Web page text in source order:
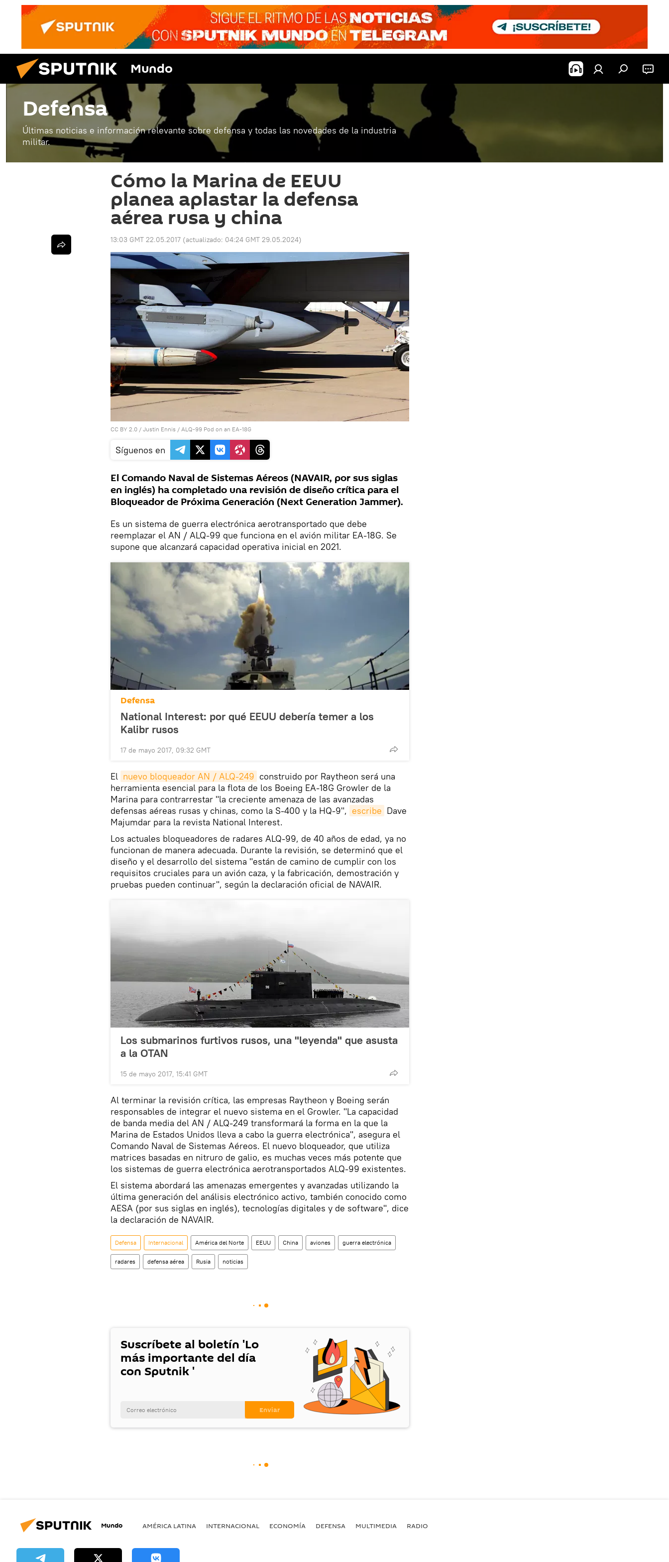
Mundo
Defensa
Últimas noticias e información relevante sobre defensa y todas las novedades de la industria
militar.
Cómo la Marina de EEUU
planea aplastar la defensa
aérea rusa y china
13:03 GMT 22.05.2017 (actualizado: 04:24 GMT 29.05.2024)
CC BY 2.0 / Justin Ennis / ALQ-99 Pod on an EA-18G
Síguenos en
El Comando Naval de Sistemas Aéreos (NAVAIR, por sus siglas
en inglés) ha completado una revisión de diseño crítica para el
Bloqueador de Próxima Generación (Next Generation Jammer).
Es un sistema de guerra electrónica aerotransportado que debe
reemplazar el AN / ALQ-99 que funciona en el avión militar EA-18G. Se
supone que alcanzará capacidad operativa inicial en 2021.
Defensa
National Interest: por qué EEUU debería temer a los
Kalibr rusos
17 de mayo 2017, 09:32 GMT
El nuevo bloqueador AN / ALQ-249 construido por Raytheon será una
herramienta esencial para la flota de los Boeing EA-18G Growler de la
Marina para contrarrestar "la creciente amenaza de las avanzadas
defensas aéreas rusas y chinas, como la S-400 y la HQ-9", escribe Dave
Majumdar para la revista National Interest.
Los actuales bloqueadores de radares ALQ-99, de 40 años de edad, ya no
funcionan de manera adecuada. Durante la revisión, se determinó que el
diseño y el desarrollo del sistema "están de camino de cumplir con los
requisitos cruciales para un avión caza, y la fabricación, demostración y
pruebas pueden continuar", según la declaración oficial de NAVAIR.
Los submarinos furtivos rusos, una "leyenda" que asusta
a la OTAN
15 de mayo 2017, 15:41 GMT
Al terminar la revisión crítica, las empresas Raytheon y Boeing serán
responsables de integrar el nuevo sistema en el Growler. "La capacidad
de banda media del AN / ALQ-249 transformará la forma en la que la
Marina de Estados Unidos lleva a cabo la guerra electrónica", asegura el
Comando Naval de Sistemas Aéreos. El nuevo bloqueador, que utiliza
matrices basadas en nitruro de galio, es muchas veces más potente que
los sistemas de guerra electrónica aerotransportados ALQ-99 existentes.
El sistema abordará las amenazas emergentes y avanzadas utilizando la
última generación del análisis electrónico activo, también conocido como
AESA (por sus siglas en inglés), tecnologías digitales y de software", dice
la declaración de NAVAIR.
Defensa Internacional América del Norte EEUU China aviones guerra electrónica
radares defensa aérea Rusia noticias
Suscríbete al boletín 'Lo
más importante del día
con Sputnik '
Mundo AMÉRICA LATINA INTERNACIONAL ECONOMÍA DEFENSA MULTIMEDIA RADIO